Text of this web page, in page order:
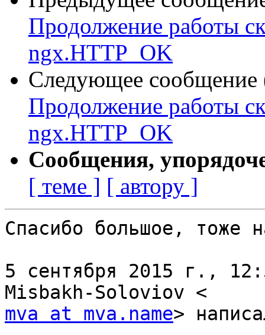
Продолжение работы
ngx.HTTP_OK
Следующее сообщение
Продолжение работы
ngx.HTTP_OK
Сообщения,
[ теме ] [ автору ]
Спасибо большое, тоже
5 сентября 2015 г.,
mva at mva.name>